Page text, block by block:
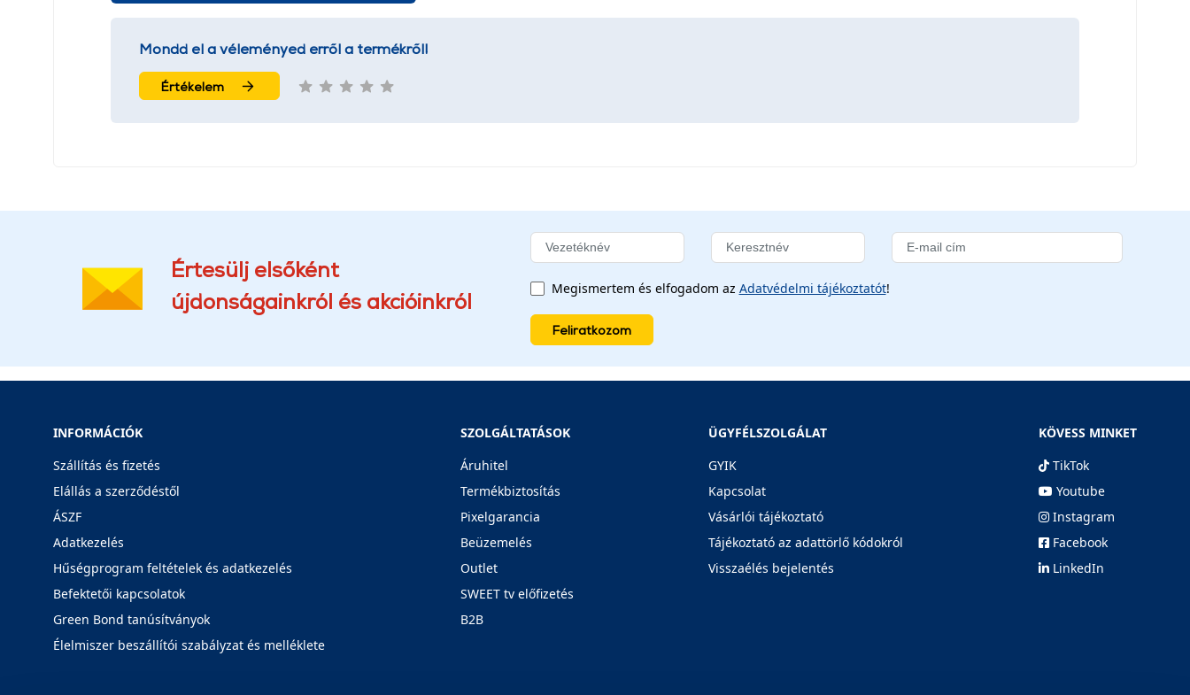
Mondd el a véleményed erről a termékről!
Értékelem
Értesülj elsőként
újdonságainkról és akcióinkról
Megismertem és elfogadom az Adatvédelmi tájékoztatót!
Feliratkozom
INFORMÁCIÓK
Szállítás és fizetés
Elállás a szerződéstől
ÁSZF
Adatkezelés
Hűségprogram feltételek és adatkezelés
Befektetői kapcsolatok
Green Bond tanúsítványok
Élelmiszer beszállítói szabályzat és melléklete
SZOLGÁLTATÁSOK
Áruhitel
Termékbiztosítás
Pixelgarancia
Beüzemelés
Outlet
SWEET tv előfizetés
B2B
ÜGYFÉLSZOLGÁLAT
GYIK
Kapcsolat
Vásárlói tájékoztató
Tájékoztató az adattörlő kódokról
Visszaélés bejelentés
KÖVESS MINKET
TikTok
Youtube
Instagram
Facebook
LinkedIn